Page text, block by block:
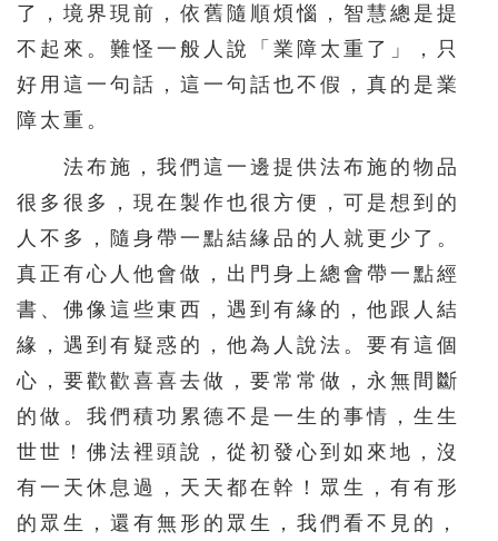
了，境界現前，依舊隨順煩惱，智慧總是提
不起來。難怪一般人說「業障太重了」，只
好用這一句話，這一句話也不假，真的是業
障太重。
法布施，我們這一邊提供法布施的物品
很多很多，現在製作也很方便，可是想到的
人不多，隨身帶一點結緣品的人就更少了。
真正有心人他會做，出門身上總會帶一點經
書、佛像這些東西，遇到有緣的，他跟人結
緣，遇到有疑惑的，他為人說法。要有這個
心，要歡歡喜喜去做，要常常做，永無間斷
的做。我們積功累德不是一生的事情，生生
世世！佛法裡頭說，從初發心到如來地，沒
有一天休息過，天天都在幹！眾生，有有形
的眾生，還有無形的眾生，我們看不見的，